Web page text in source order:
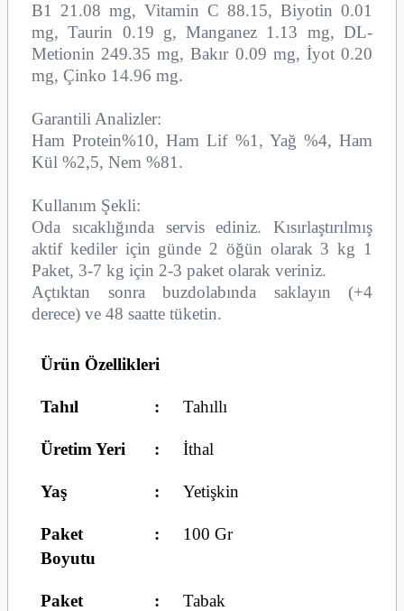
B1 21.08 mg, Vitamin C 88.15, Biyotin 0.01
mg, Taurin 0.19 g, Manganez 1.13 mg, DL-
Metionin 249.35 mg, Bakır 0.09 mg, İyot 0.20
mg, Çinko 14.96 mg.
Garantili Analizler:
Ham Protein%10, Ham Lif %1, Yağ %4, Ham
Kül %2,5, Nem %81.
Kullanım Şekli:
Oda sıcaklığında servis ediniz. Kısırlaştırılmış
aktif kediler için günde 2 öğün olarak 3 kg 1
Paket, 3-7 kg için 2-3 paket olarak veriniz.
Açtıktan sonra buzdolabında saklayın (+4
derece) ve 48 saatte tüketin.
Ürün Özellikleri
Tahıl : Tahıllı
Üretim Yeri : İthal
Yaş : Yetişkin
Paket
Boyutu
: 100 Gr
Paket : Tabak